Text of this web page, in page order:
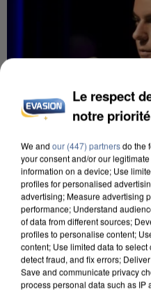
6 août 2026
Gabriel Attal et
ingérences...
Sollicité, Sébastien
commun" avec les
Le respect
notre priorité
We and our (447) partnersdo the
your consent and/or our
information on a device; Use
profiles for personalised
advertising; Measure advertising
performance; Understand
of data from different sources;
profiles to personalise content;
content; Use limited data to
detect fraud, and fix errors;
Save and communicate privacy
process personal data such as IP